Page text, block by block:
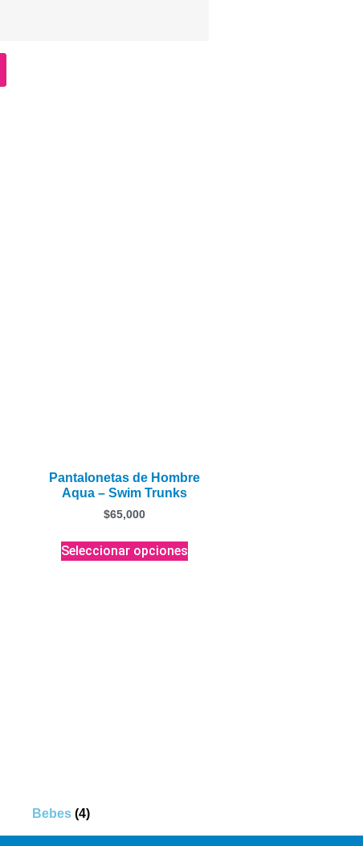
Pantalonetas de Hombre
Aqua – Swim Trunks
$65,000
Seleccionar opciones
Bebes (4)